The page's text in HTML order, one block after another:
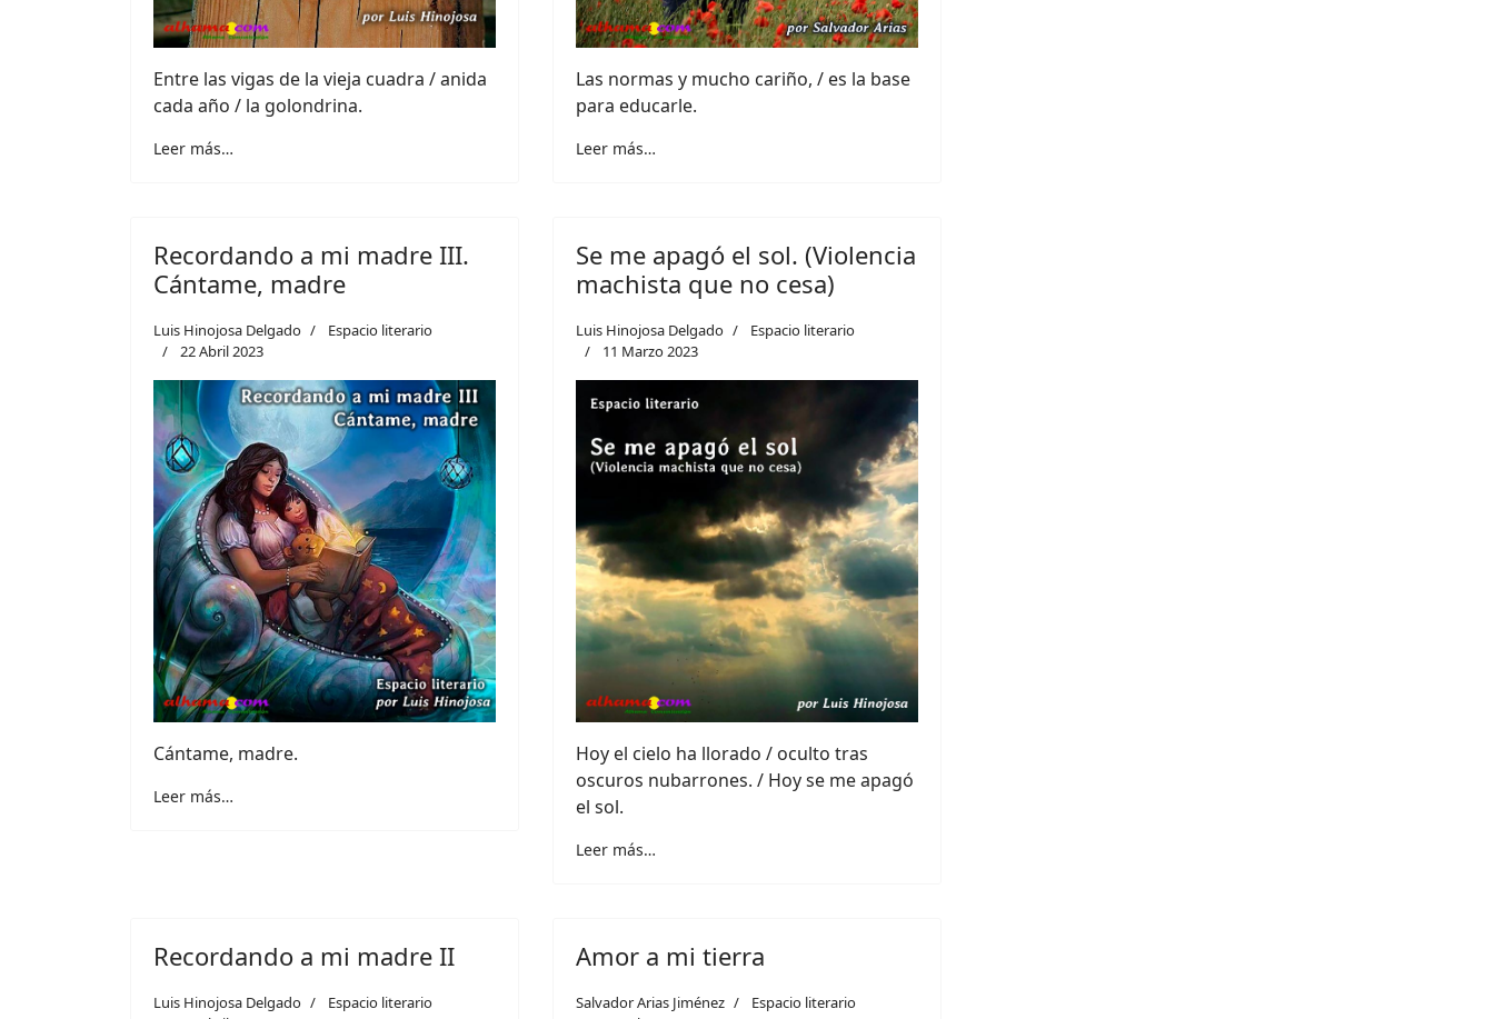
Entre las vigas de la vieja cuadra / anida
cada año / la golondrina.
Leer más…
Las normas y mucho cariño, / es la base
para educarle.
Leer más…
Recordando a mi madre III.
Cántame, madre
Luis Hinojosa Delgado
Espacio literario
22 Abril 2023
Cántame, madre.
Leer más…
Se me apagó el sol. (Violencia
machista que no cesa)
Luis Hinojosa Delgado
Espacio literario
11 Marzo 2023
Hoy el cielo ha llorado / oculto tras
oscuros nubarrones. / Hoy se me apagó
el sol.
Leer más…
Recordando a mi madre II
Luis Hinojosa Delgado
Espacio literario
Amor a mi tierra
Salvador Arias Jiménez
Espacio literario